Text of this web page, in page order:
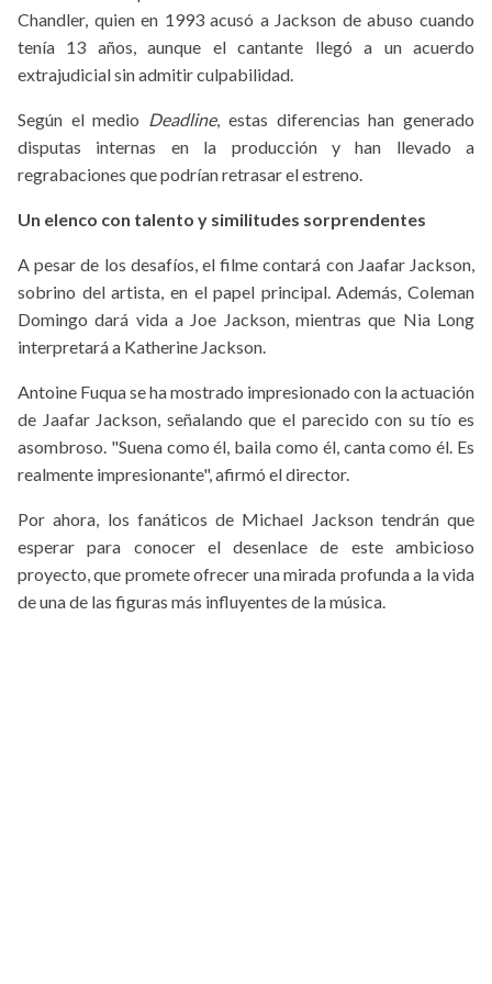
Chandler, quien en 1993 acusó a Jackson de abuso cuando
tenía 13 años, aunque el cantante llegó a un acuerdo
extrajudicial sin admitir culpabilidad.
Según el medio Deadline, estas diferencias han generado
disputas internas en la producción y han llevado a
regrabaciones que podrían retrasar el estreno.
Un elenco con talento y similitudes sorprendentes
A pesar de los desafíos, el filme contará con Jaafar Jackson,
sobrino del artista, en el papel principal. Además, Coleman
Domingo dará vida a Joe Jackson, mientras que Nia Long
interpretará a Katherine Jackson.
Antoine Fuqua se ha mostrado impresionado con la actuación
de Jaafar Jackson, señalando que el parecido con su tío es
asombroso. "Suena como él, baila como él, canta como él. Es
realmente impresionante", afirmó el director.
Por ahora, los fanáticos de Michael Jackson tendrán que
esperar para conocer el desenlace de este ambicioso
proyecto, que promete ofrecer una mirada profunda a la vida
de una de las figuras más influyentes de la música.